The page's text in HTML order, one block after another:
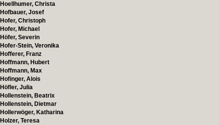
Hoellhumer, Christa
Hofbauer, Josef
Hofer, Christoph
Hofer, Michael
Höfer, Severin
Hofer-Stein, Veronika
Hofferer, Franz
Hoffmann, Hubert
Hoffmann, Max
Hofinger, Alois
Höfler, Julia
Hollenstein, Beatrix
Hollenstein, Dietmar
Hollerwöger, Katharina
Holzer, Teresa